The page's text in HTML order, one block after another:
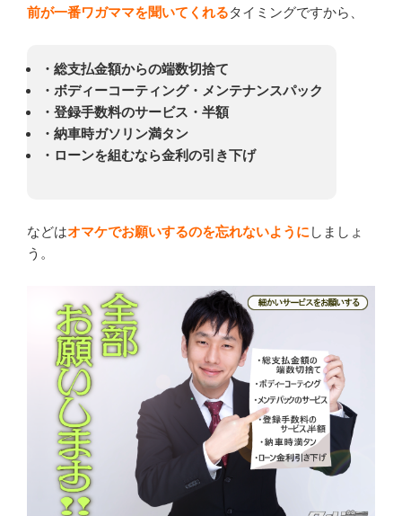
前が一番ワガママを聞いてくれるタイミングですから、
・総支払金額からの端数切捨て
・ボディーコーティング・メンテナンスパック
・登録手数料のサービス・半額
・納車時ガソリン満タン
・ローンを組むなら金利の引き下げ
などはオマケでお願いするのを忘れないようにしましょ
う。